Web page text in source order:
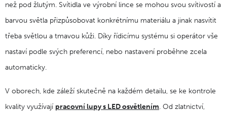
než pod žlutým. Svítidla ve výrobní lince se mohou svou svítivostí a
barvou světla přizpůsobovat konkrétnímu materiálu a jinak nasvítit
třeba světlou a tmavou kůži. Díky řídicímu systému si operátor vše
nastaví podle svých preferencí, nebo nastavení proběhne zcela
automaticky.
V oborech, kde záleží skutečně na každém detailu, se ke kontrole
kvality využívají pracovní lupy s LED osvětlením. Od zlatnictví,